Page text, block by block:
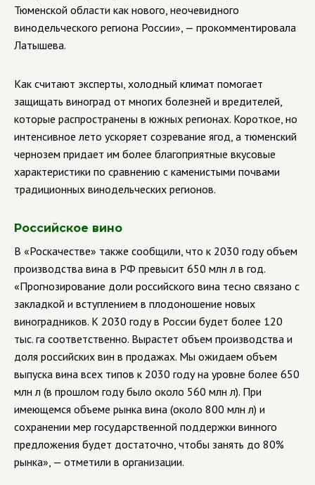
Тюменской области как нового, неочевидного
винодельческого региона России», — прокомментировала
Латышева.
Как считают эксперты, холодный климат помогает
защищать виноград от многих болезней и вредителей,
которые распространены в южных регионах. Короткое, но
интенсивное лето ускоряет созревание ягод, а тюменский
чернозем придает им более благоприятные вкусовые
характеристики по сравнению с каменистыми почвами
традиционных винодельческих регионов.
Российское вино
В «Роскачестве» также сообщили, что к 2030 году объем
производства вина в РФ превысит 650 млн л в год.
«Прогнозирование доли российского вина тесно связано с
закладкой и вступлением в плодоношение новых
виноградников. К 2030 году в России будет более 120
тыс. га соответственно. Вырастет объем производства и
доля российских вин в продажах. Мы ожидаем объем
выпуска вина всех типов к 2030 году на уровне более 650
млн л (в прошлом году было около 560 млн л). При
имеющемся объеме рынка вина (около 800 млн л) и
сохранении мер государственной поддержки винного
предложения будет достаточно, чтобы занять до 80%
рынка», — отметили в организации.